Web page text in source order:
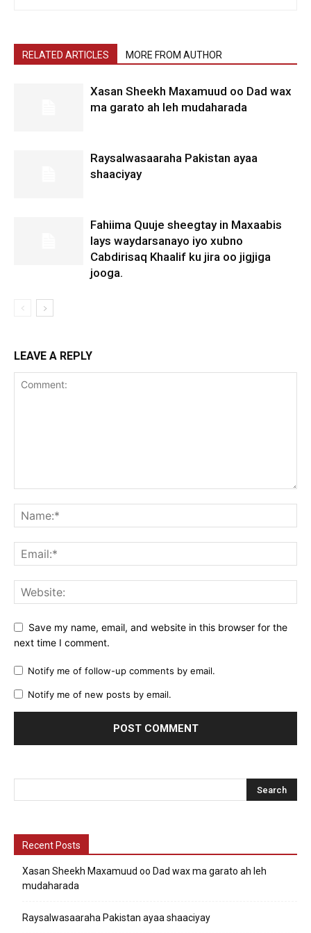
RELATED ARTICLES MORE FROM AUTHOR
Xasan Sheekh Maxamuud oo Dad wax
ma garato ah leh mudaharada
Raysalwasaaraha Pakistan ayaa
shaaciyay
Fahiima Quuje sheegtay in Maxaabis
lays waydarsanayo iyo xubno
Cabdirisaq Khaalif ku jira oo jigjiga
jooga.
LEAVE A REPLY
Save my name, email, and website in this browser for the
next time I comment.
Notify me of follow-up comments by email.
Notify me of new posts by email.
Recent Posts
Xasan Sheekh Maxamuud oo Dad wax ma garato ah leh
mudaharada
Raysalwasaaraha Pakistan ayaa shaaciyay